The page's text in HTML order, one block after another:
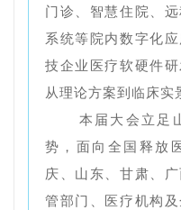
门诊、智慧住院、
系统等院内数字化
技企业医疗软硬件
从理论方案到临床实
本届大会立足山
势，面向全国释放
庆、山东、甘肃、
管部门、医疗机构